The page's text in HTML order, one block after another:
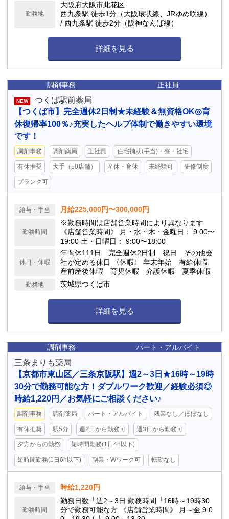
勤務地
大阪府大阪市此花区
西九条駅 徒歩1分（大阪環状線、JRゆめ咲線）
/ 西九条駅 徒歩2分（阪神なんば線）
詳細を見る
調剤事務 正社員
NEW
つくば駅前薬局
【つくば市】完全週休2日制★未経験＆無資格OK◎育
休復帰率100％♪充実したヘルプ体制で働きやすい環境
です！
調剤事務 調剤薬局 正社員 住宅補助(手当)・寮・社宅
有休推奨 大手（50店舗） 産休・育休 未経験可 研修制度
ブランク可
給与・手当 月給225,000円〜300,000円
勤務時間
※勤務時間は店舗営業時間により異なります
《店舗営業時間》 月・水・木・金曜日： 9:00〜
19:00 土・日曜日： 9:00〜18:00
休日・休暇
年間休111日 完全週休2日制 祝日 その他会
社が定める休日 〈休暇〉 年末年始 有給休暇
産前産後休暇 育児休暇 介護休暇 夏季休暇
勤務地 茨城県つくば市
詳細を見る
調剤事務 パート・アルバイト
三条まりも薬局
【京都市東山区／三条京阪駅】週2～3日★16時～19時
30分で勤務可能な方！ダブルワーク歓迎／経験必須◎
時給1,220円／お気軽にご相談ください♪
調剤事務 調剤薬局 パート・アルバイト 残業なし／ほぼなし
有休推奨 駅5分 週2日から勤務可 週3日から勤務可
夕方からの勤務 短時間勤務(1日4h以下)
短時間勤務(1日6h以下) 副業・Wワーク可 転勤なし
給与・手当 時給1,220円
勤務時間
勤務日数 └週2～3日 勤務時間 └16時～19時30
分で勤務可能な方 《店舗営業時間》 月～金 9:0